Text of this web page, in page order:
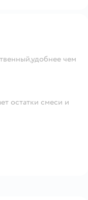
чем
остатки смеси и